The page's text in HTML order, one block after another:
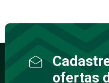
ofertas